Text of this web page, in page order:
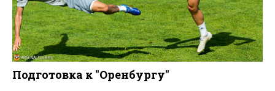
Подготовка к "Оренбургу"